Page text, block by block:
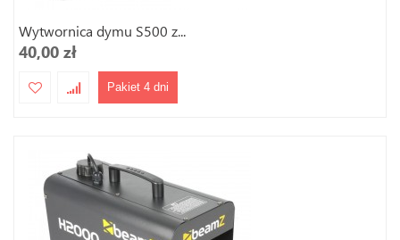
Wytwornica dymu S500 z...
40,00 zł
Pakiet 4 dni